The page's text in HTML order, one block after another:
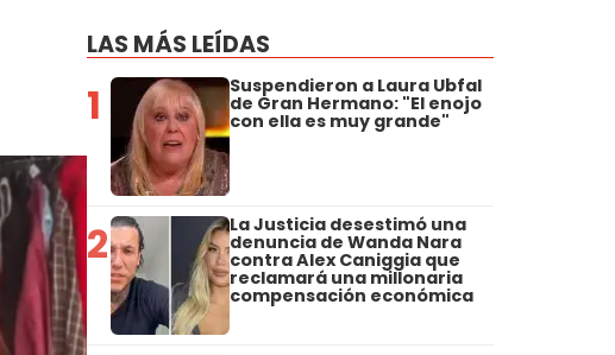
LAS MÁS LEÍDAS
1 Suspendieron a Laura Ubfal
de Gran Hermano: "El enojo
con ella es muy grande"
2 La Justicia desestimó una
denuncia de Wanda Nara
contra Alex Caniggia que
reclamará una millonaria
compensación económica